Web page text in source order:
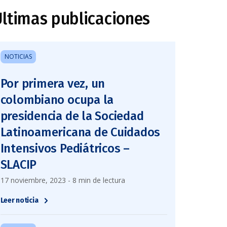
publicaciones
NOTICIAS
Por primera vez, un
colombiano ocupa la
presidencia de la Sociedad
Latinoamericana de Cuidados
Intensivos Pediátricos –
SLACIP
17 noviembre, 2023 - 8 min de lectura
Leer noticia